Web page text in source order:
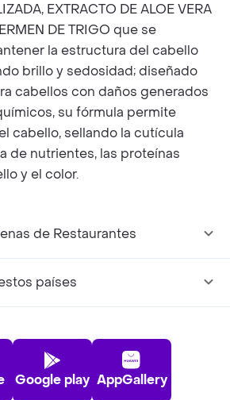
EXTRACTO DE ALOE VERA
DE TRIGO que se
la estructura del cabello
brillo y sedosidad; diseñado
cabellos con daños generados
su fórmula permite
cabello, sellando la cutícula
de nutrientes, las proteínas
y el color.
de Restaurantes
países
Google play AppGallery